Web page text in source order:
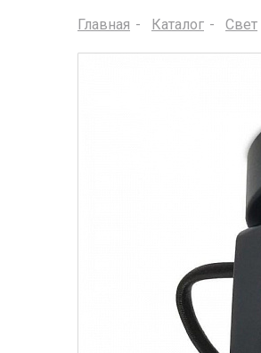
Главная Каталог Свет